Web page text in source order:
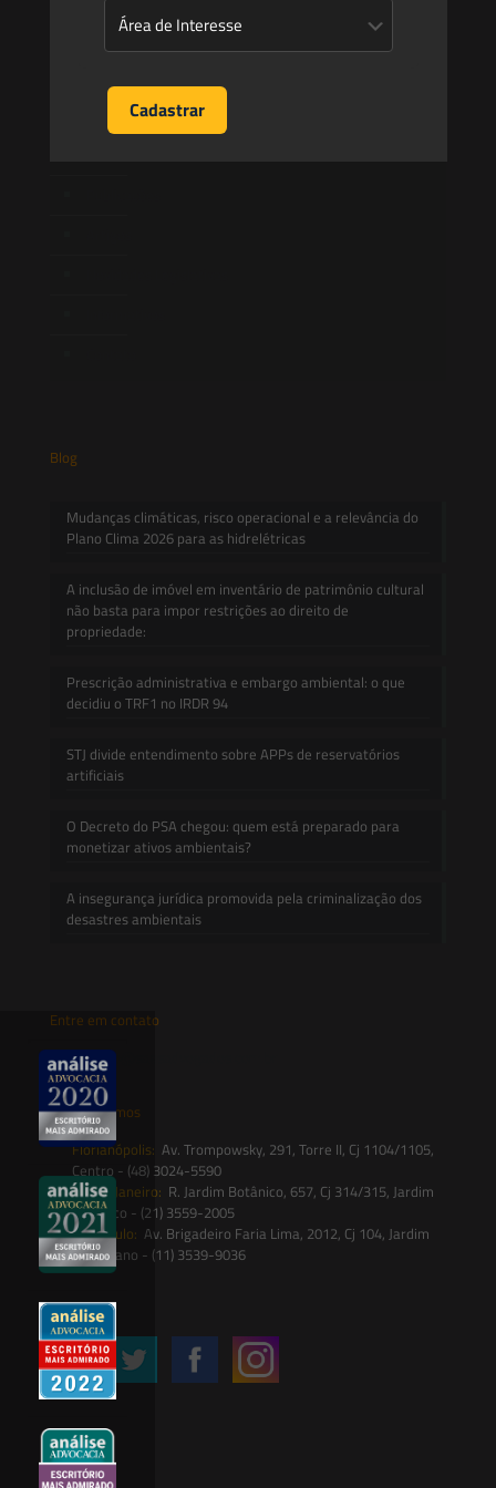
Quem Somos
Blog
Mudanças climáticas, risco operacional e a relevância do
Plano Clima 2026 para as hidrelétricas
A inclusão de imóvel em inventário de patrimônio cultural
não basta para impor restrições ao direito de
propriedade:
Prescrição administrativa e embargo ambiental: o que
decidiu o TRF1 no IRDR 94
STJ divide entendimento sobre APPs de reservatórios
artificiais
O Decreto do PSA chegou: quem está preparado para
monetizar ativos ambientais?
A insegurança jurídica promovida pela criminalização dos
desastres ambientais
Entre em contato
contato@saesadvogados.com.br
Onde estamos
Florianópolis: Av. Trompowsky, 291, Torre II, Cj 1104/1105,
Centro - (48) 3024-5590
Rio de Janeiro: R. Jardim Botânico, 657, Cj 314/315, Jardim
Botânico - (21) 3559-2005
São Paulo: Av. Brigadeiro Faria Lima, 2012, Cj 104, Jardim
Paulistano - (11) 3539-9036
Siga-nos